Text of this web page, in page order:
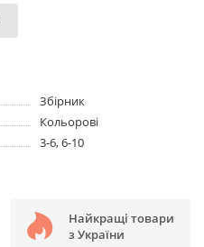
Збірник
Кольорові
3-6, 6-10
Найкращі товари
з України